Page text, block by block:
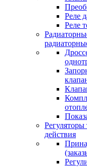
Реле
Реле
действия